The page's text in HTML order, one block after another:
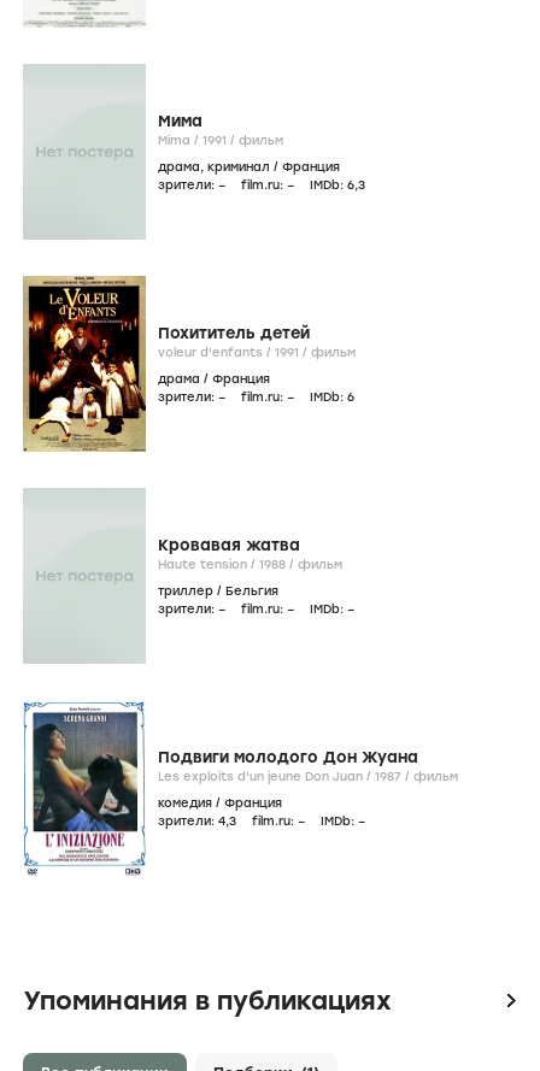
Мима
Mima / 1991 / фильм
драма, криминал / Франция
зрители: – film.ru: – IMDb: 6,3
Похититель детей
voleur d'enfants / 1991 / фильм
драма / Франция
зрители: – film.ru: – IMDb: 6
Кровавая жатва
Haute tension / 1988 / фильм
триллер / Бельгия
зрители: – film.ru: – IMDb: –
Подвиги молодого Дон Жуана
Les exploits d'un jeune Don Juan / 1987 / фильм
комедия / Франция
зрители: 4,3 film.ru: – IMDb: –
Упоминания в публикациях icon